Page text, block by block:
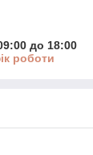
до 18:00
роботи